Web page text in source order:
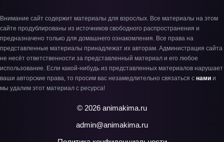
Внимание сайт содержит материалы для взрослых. Все материалы на этом
сайте продублированы из источников свободного распространения и
предназначено только для домашнего ознакомления. Все права на
представленные материалы принадлежат их авторам. Администрация сайта
не несёт ответственности за представленный материал и его любое
использование. Если какой-нибудь из представленных материалов нарушает
ваши авторские права, то просим вас незамедлительно связаться с нами и
мы удалим этот материал с ресурса!
© 2026 animakima.ru
admin@animakima.ru